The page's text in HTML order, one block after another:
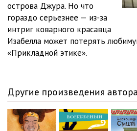
10_Budte_ostorozhny_s_komplimentami
11_Budte_ostorozhny_s_komplimentami
12_Budte_ostorozhny_s_komplimentami
16_Budte_ostorozhny_s_komplimentami
острова Джура. Но что
гораздо серьезнее — из-за
интриг коварного красавца
Изабелла может потерять
«Прикладной этике».
Другие произведения автора